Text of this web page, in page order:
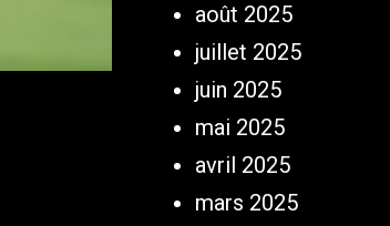
août 2025
juillet 2025
juin 2025
mai 2025
avril 2025
mars 2025